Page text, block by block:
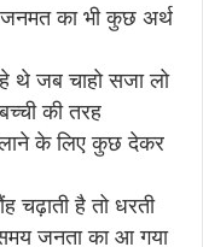
का भी कुछ अर्थ
थे जब चाहो सजा लो
की तरह
के लिए कुछ देकर
चढ़ाती है तो धरती
जनता का आ गया